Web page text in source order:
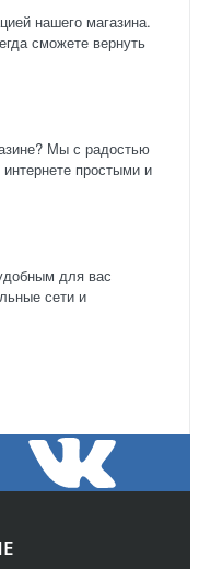
нашего магазина.
сможете вернуть
Мы с радостью
простыми и
для вас
сети и